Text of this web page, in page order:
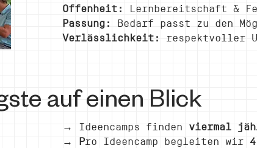
Offenheit:
Lernbereitschaft &
Passung:
Bedarf passt zu den
Verlässlichkeit:
respektvoller
auf einen Blick
→ Ideencamps finden viermal
→ Pro Ideencamp begleiten wir